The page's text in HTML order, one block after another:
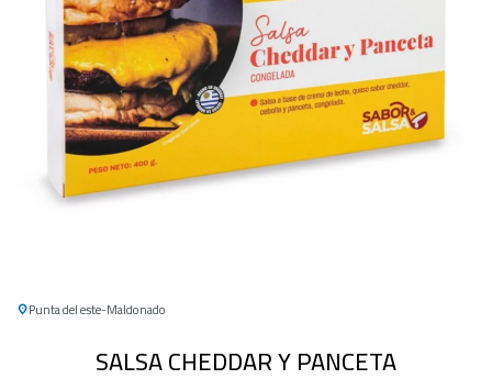
Punta del este Maldonado
SALSA CHEDDAR Y PANCETA